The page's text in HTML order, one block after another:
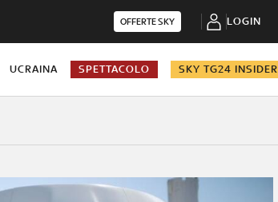
OFFERTE SKY LOGIN
UCRAINA SPETTACOLO SKY TG24 INSIDER